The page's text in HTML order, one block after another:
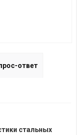
ответ
стальных